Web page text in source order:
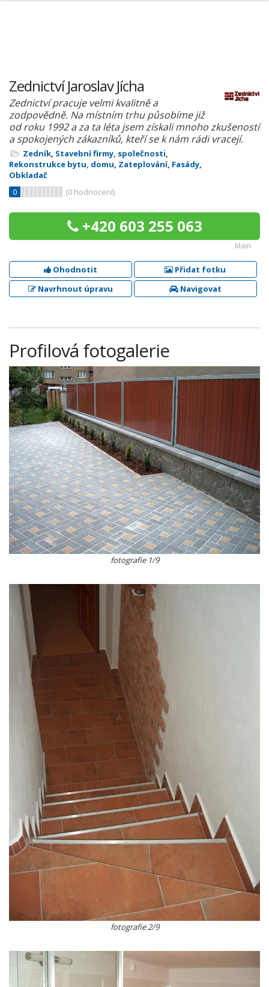
Zednictví Jaroslav Jícha
Zednictví pracuje velmi kvalitně a
zodpovědně. Na místním trhu působíme již
od roku 1992 a za ta léta jsem získali mnoho zkušeností
a spokojených zákazníků, kteří se k nám rádi vracejí.
Zedník, Stavební firmy, společnosti,
Rekonstrukce bytu, domu, Zateplování, Fasády,
Obkladač
0
(0 hodnocení)
+420 603 255 063
Main
Ohodnotit
Přidat fotku
Navrhnout úpravu
Navigovat
Profilová fotogalerie
fotografie 1/9
fotografie 2/9